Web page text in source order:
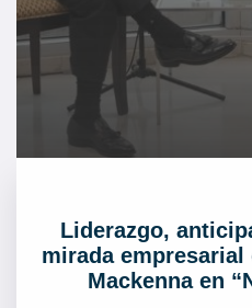
Liderazgo,
mirada empresarial
Mackenna en